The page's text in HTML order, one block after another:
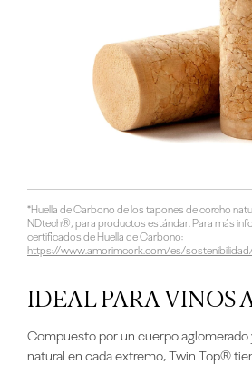
*Huella de Carbono de los tapones de corcho
NDtech®, para productos estándar. Para más
certificados de Huella de Carbono:
https://www.amorimcork.com/es/
IDEAL PARA VINOS
Compuesto por un cuerpo
natural en cada extremo, Twin Top®